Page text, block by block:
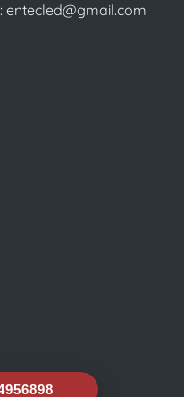
entecled@gmail.com